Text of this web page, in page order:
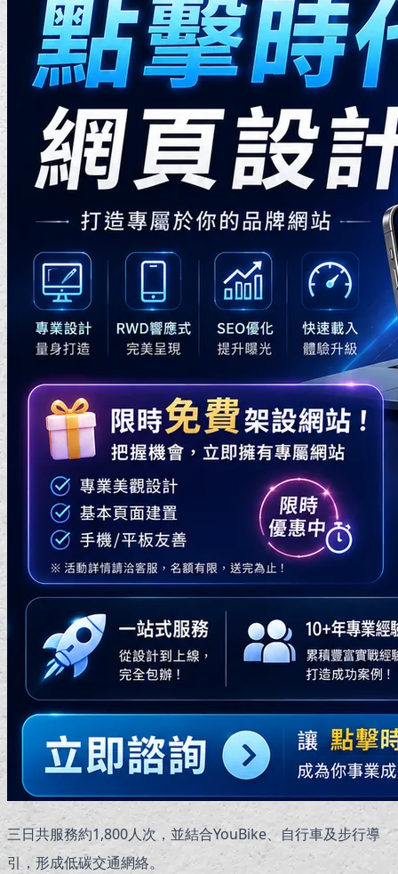
三日共服務約1,800人次，並結合YouBike、自行車及步行導
引，形成低碳交通網絡。